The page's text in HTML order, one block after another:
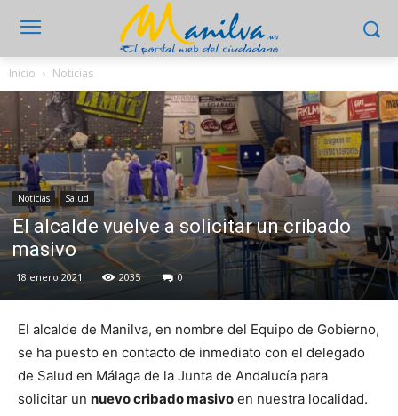
Inicio Noticias
Noticias Salud
El alcalde vuelve a solicitar un cribado
masivo
18 enero 2021 2035 0
El alcalde de Manilva, en nombre del Equipo de Gobierno,
se ha puesto en contacto de inmediato con el delegado
de Salud en Málaga de la Junta de Andalucía para
solicitar un nuevo cribado masivo en nuestra localidad.